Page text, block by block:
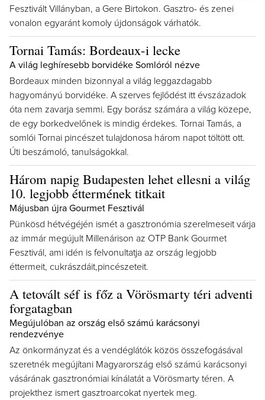
Fesztivált Villányban, a Gere Birtokon. Gasztro- és zenei
vonalon egyaránt komoly újdonságok várhatók.
Tornai Tamás: Bordeaux-i lecke
A világ leghíresebb borvidéke Somlóról nézve
Bordeaux minden bizonnyal a világ leggazdagabb
hagyományú borvidéke. A szerves fejlődést itt évszázadok
óta nem zavarja semmi. Egy borász számára a világ közepe,
de egy borkedvelőnek is mindig érdekes. Tornai Tamás, a
somlói Tornai pincészet tulajdonosa három napot töltött ott.
Úti beszámoló, tanulságokkal.
Három napig Budapesten lehet ellesni a világ
10. legjobb éttermének titkait
Májusban újra Gourmet Fesztivál
Pünkösd hétvégéjén ismét a gasztronómia szerelmeseit várja
az immár megújult Millenárison az OTP Bank Gourmet
Fesztivál, ami idén is felvonultatja az ország legjobb
éttermeit, cukrászdáit,pincészeteit.
A tetovált séf is főz a Vörösmarty téri adventi
forgatagban
Megújulóban az ország első számú karácsonyi
rendezvénye
Az önkormányzat és a vendéglátók közös összefogásával
szeretnék megújítani Magyarország első számú karácsonyi
vásárának gasztronómiai kínálatát a Vörösmarty téren. A
projekthez ismert gasztroarcokat nyertek meg.